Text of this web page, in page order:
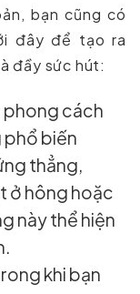
bạn cũng có
đây để tạo ra
đầy sức hút:
phong cách
phổ biến
thẳng,
ở hông hoặc
này thể hiện
khi bạn